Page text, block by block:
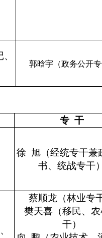
郭晗宇（政务公开
专 干
徐 旭（经统专干兼
书、统战专干
蔡顺龙（林业专
樊天喜（移民、
干）